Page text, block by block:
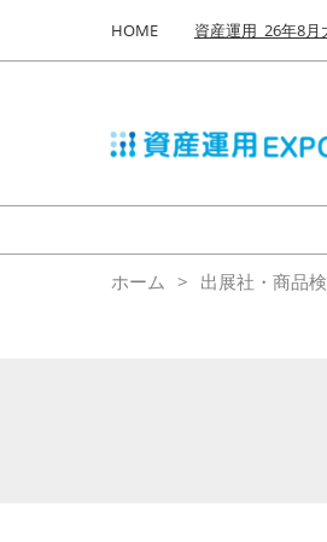
キ
し
て
to
HOME 資産運用_26年8月
ホーム 出展社・商品